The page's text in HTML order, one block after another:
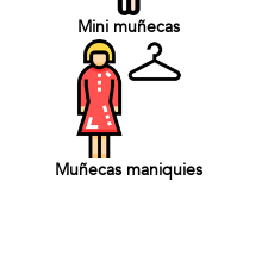
Mini muñecas
Muñecas maniquies